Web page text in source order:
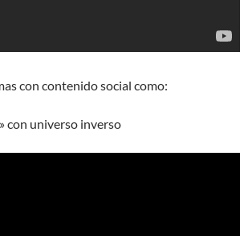
con contenido social como:
con universo inverso